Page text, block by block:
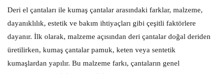
Deri el çantaları ile kumaş çantalar arasındaki farklar, malzeme,
dayanıklılık, estetik ve bakım ihtiyaçları gibi çeşitli faktörlere
dayanır. İlk olarak, malzeme açısından deri çantalar doğal deriden
üretilirken, kumaş çantalar pamuk, keten veya sentetik
kumaşlardan yapılır. Bu malzeme farkı, çantaların genel